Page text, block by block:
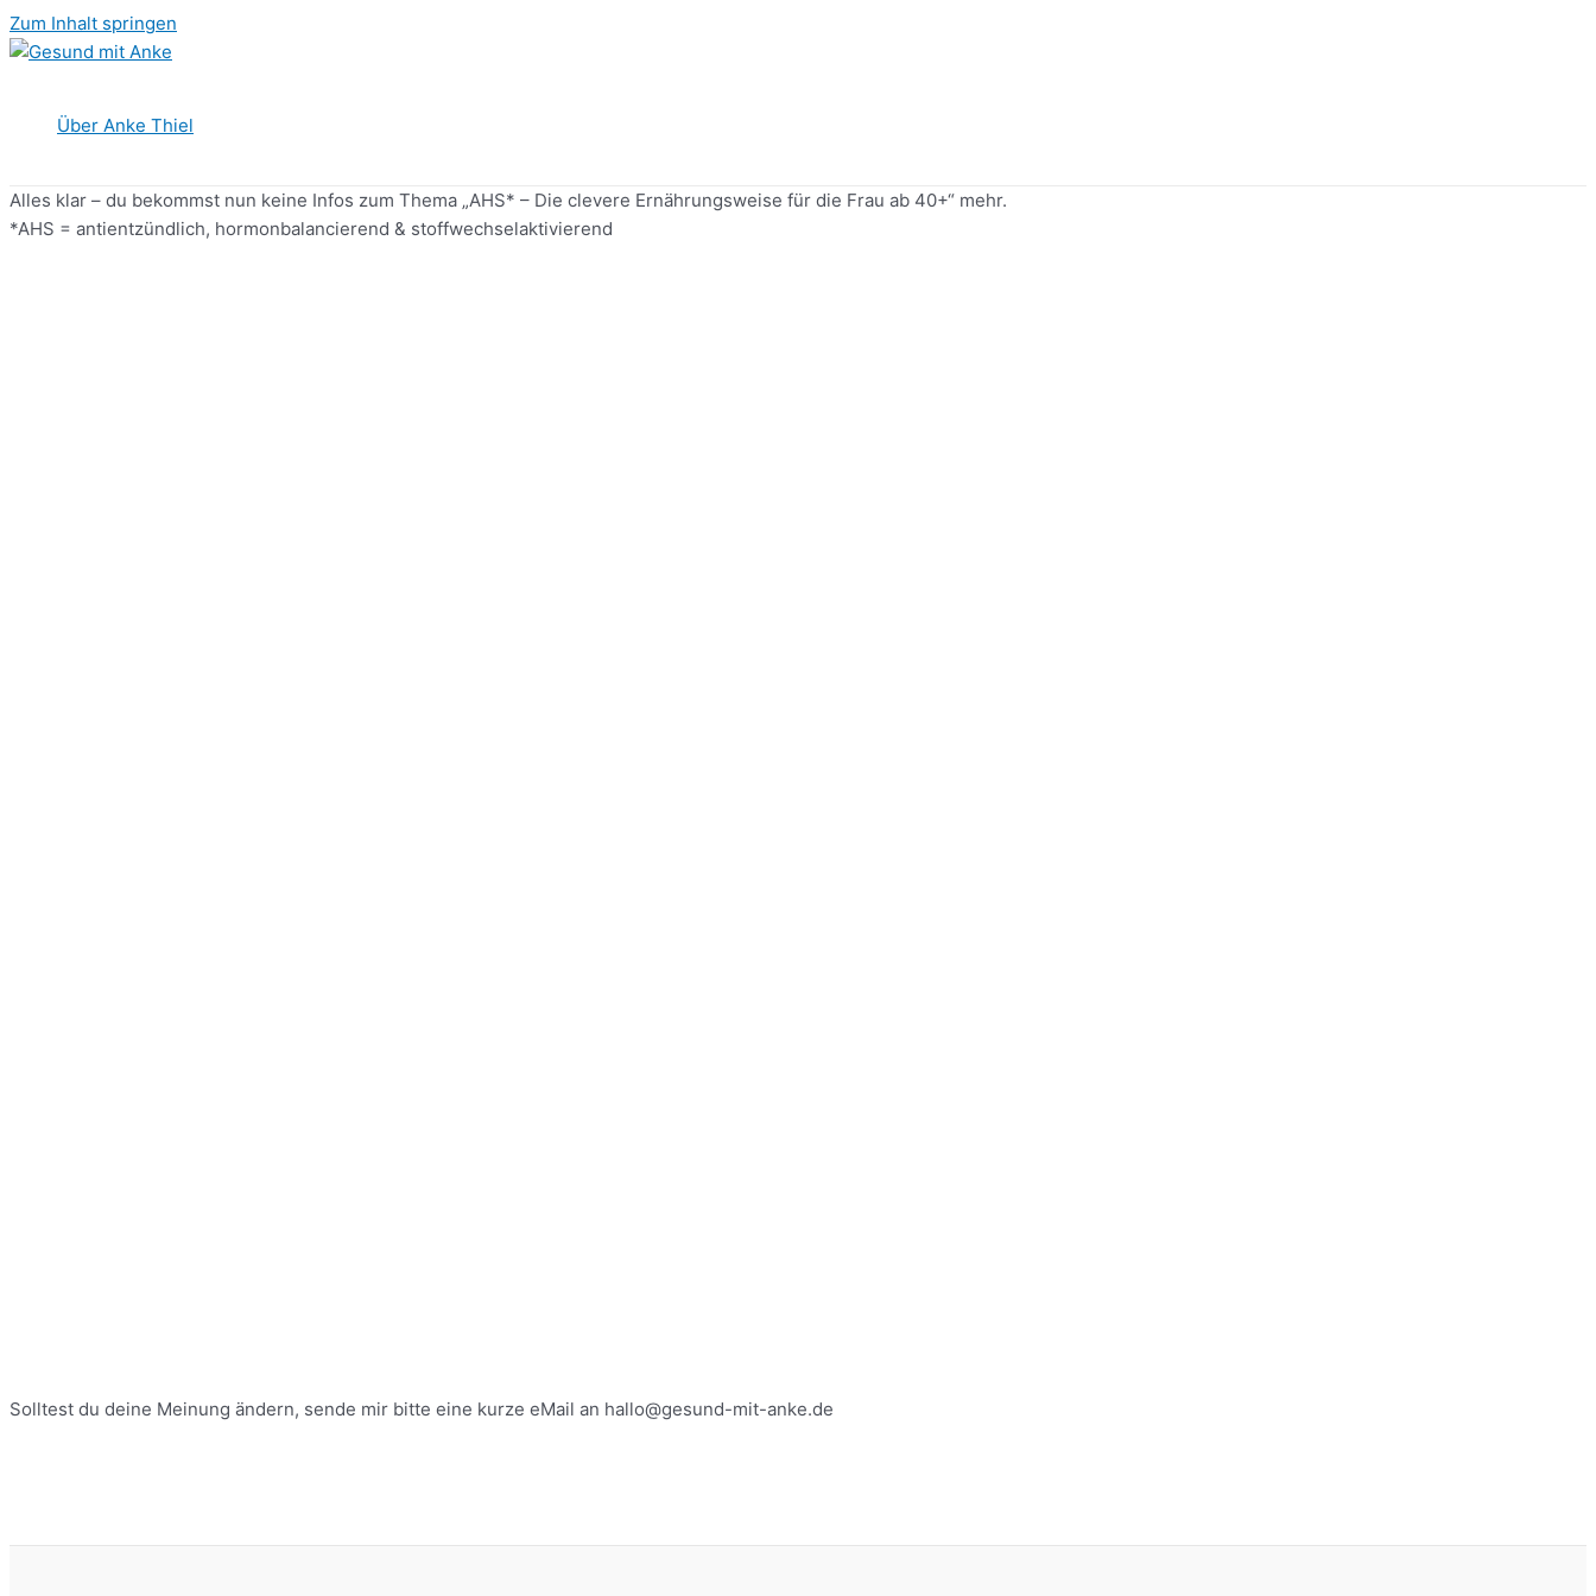
Zum Inhalt springen
Über Anke Thiel
Alles klar – du bekommst nun keine Infos zum Thema „AHS* – Die clevere Ernährungsweise für die Frau ab 40+“ mehr.
*AHS = antientzündlich, hormonbalancierend & stoffwechselaktivierend
Solltest du deine Meinung ändern, sende mir bitte eine kurze eMail an hallo@gesund-mit-anke.de